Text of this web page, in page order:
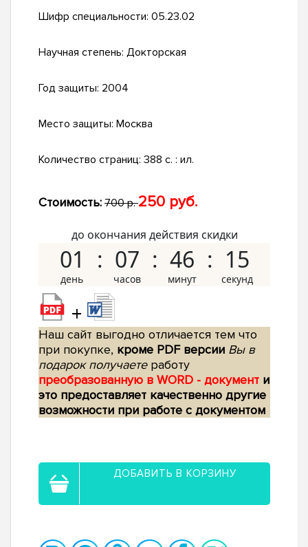
Шифр специальности: 05.23.02
Научная степень: Докторская
Год защиты: 2004
Место защиты: Москва
Количество страниц: 388 с. : ил.
Стоимость: 700 р.250 руб.
до окончания действия скидки
01 07 46 14
+
Наш сайт выгодно отличается тем что
при покупке, кроме PDF версии Вы в
подарок получаетеработу
преобразованную в WORD - документ и
это предоставляет качественно другие
возможности при работе с документом
ДОБАВИТЬ В КОРЗИНУ